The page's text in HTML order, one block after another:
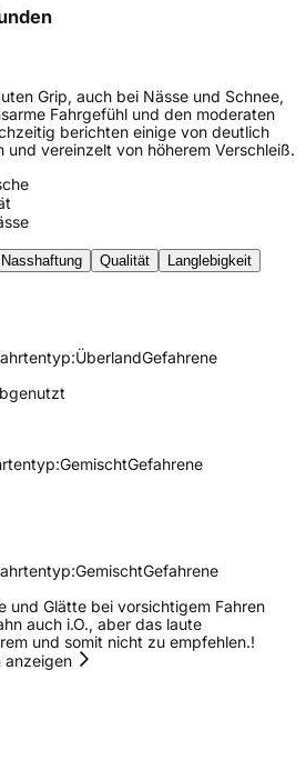
Grip, auch bei Nässe und Schnee,
Fahrgefühl und den moderaten
berichten einige von deutlich
und vereinzelt von höherem Verschleiß.
Nasshaftung Qualität
Langlebigkeit
ÜberlandGefahrene
GemischtGefahrene
GemischtGefahrene
und Glätte bei vorsichtigem Fahren
auch i.O., aber das laute
und somit nicht zu empfehlen.!
anzeigen